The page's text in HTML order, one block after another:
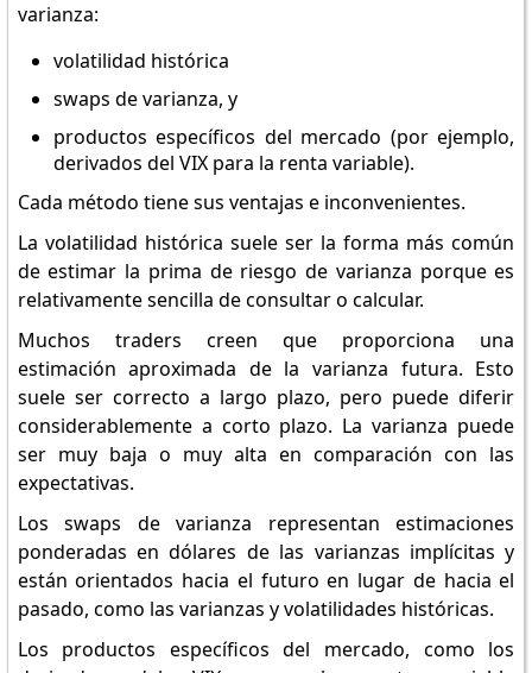
varianza:
volatilidad histórica
swaps de varianza, y
productos específicos del mercado (por ejemplo,
derivados del VIX para la renta variable).
Cada método tiene sus ventajas e inconvenientes.
La volatilidad histórica suele ser la forma más común
de estimar la prima de riesgo de varianza porque es
relativamente sencilla de consultar o calcular.
Muchos traders creen que proporciona una
estimación aproximada de la varianza futura. Esto
suele ser correcto a largo plazo, pero puede diferir
considerablemente a corto plazo. La varianza puede
ser muy baja o muy alta en comparación con las
expectativas.
Los swaps de varianza representan estimaciones
ponderadas en dólares de las varianzas implícitas y
están orientados hacia el futuro en lugar de hacia el
pasado, como las varianzas y volatilidades históricas.
Los productos específicos del mercado, como los